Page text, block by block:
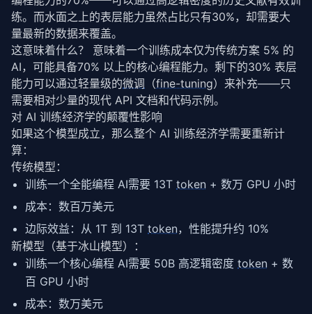
练。而水面之上的表层能力虽然占比只有30%，却需要大
量最新的数据来覆盖。
这意味着什么？ 意味着一个训练成本仅为传统方案 5% 的
AI，可能具备70% 以上的核心编程能力。剩下的30% 表层
能力可以通过轻量级的微调 （fine-tuning）来补充——只
需要相对少量的现代 API 文档和代码示例。
对 AI 训练经济学的颠覆性影响
如果这个模型成立，那么整个 AI 训练经济学需要重新计
算：
传统模型：
训练一个全能编程 AI需要 13T token + 数万 GPU 小时
成本：数百万美元
边际效益：从 1T 到 13T token，性能提升约 10%
新模型（基于冰山模型）：
训练一个核心编程 AI需要 50B 高逻辑密度 token + 数
百 GPU 小时
成本：数万美元